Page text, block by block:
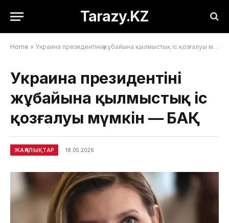
Tarazy.KZ
Home » Украина президентінің жұбайына қылмыстық іс қозғалуы мүмкін — БАҚ
Украина президентінің
жұбайына қылмыстық іс
қозғалуы мүмкін — БАҚ
ЖАҢАЛЫҚТАР 18.05.2026